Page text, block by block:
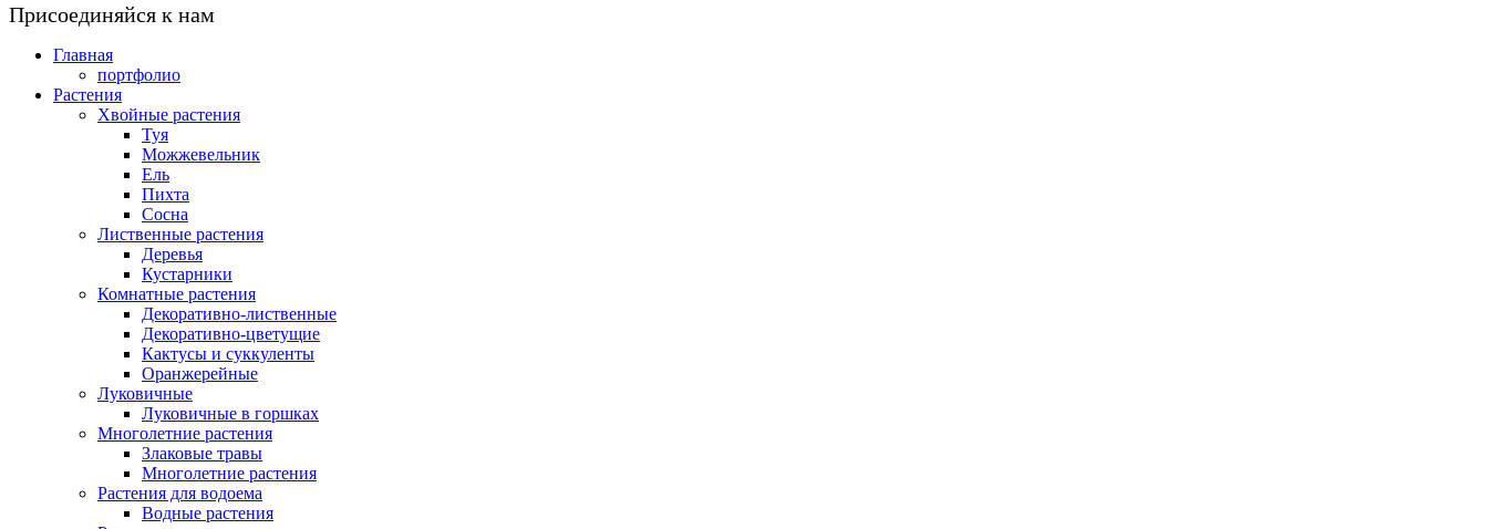
Присоединяйся к нам
Главная
портфолио
Растения
Хвойные растения
Туя
Можжевельник
Ель
Пихта
Сосна
Лиственные растения
Деревья
Кустарники
Комнатные растения
Декоративно-лиственные
Декоративно-цветущие
Кактусы и суккуленты
Оранжерейные
Луковичные
Луковичные в горшках
Многолетние растения
Злаковые травы
Многолетние растения
Растения для водоема
Водные растения